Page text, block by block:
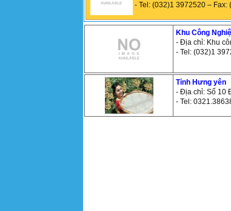
- Tel: (032)1 3972520 – Fax:
Khu Công
- Địa chỉ: Khu
- Tel: (032)1
Tỉnh Hưng yên
- Địa chỉ: Số 10
- Tel: